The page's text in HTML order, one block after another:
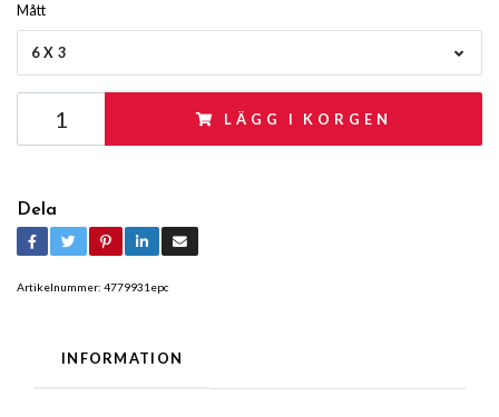
Mått
6X3
LÄGG I KORGEN
Dela
Artikelnummer: 4779931epc
INFORMATION